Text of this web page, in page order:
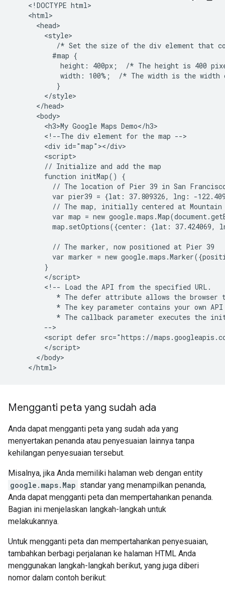
    <!DOCTYPE html>
    <html>
      <head>
        <style>
/* Set the size of the div element that
          #map {
height: 400px;  /* The height is 400
width: 100%;  /* The width is the width
           }
        </style>
      </head>
      <body>
        <h3>My Google Maps Demo</h3>
        <!--The div element for the map -->
        <div id="map"></div>
        <script>
        // Initialize and add the map
        function initMap() {
// The location of Pier 39 in San
var pier39 = {lat: 37.809326, lng: -
// The map, initially centered at Mountain
var map = new
map.setOptions({center: {lat: 37.424069,
          // The marker, now positioned at Pier 39
var marker = new
        }
        </script>
        <!-- Load the API from the specified URL.
* The defer attribute allows the browser
* The key parameter contains your own API
* The callback parameter executes the
        -->
<script defer src="https://
        </script>
      </body>
Mengganti peta yang sudah ada
Anda dapat mengganti peta yang sudah ada yang
menyertakan penanda atau penyesuaian lainnya tanpa
kehilangan penyesuaian tersebut.
Misalnya, jika Anda memiliki halaman web dengan entity
google.maps.Map standar yang menampilkan penanda,
Anda dapat mengganti peta dan mempertahankan penanda.
Bagian ini menjelaskan langkah-langkah untuk
melakukannya.
Untuk mengganti peta dan mempertahankan penyesuaian,
tambahkan berbagi perjalanan ke halaman HTML Anda
menggunakan langkah-langkah berikut, yang juga diberi
nomor dalam contoh berikut: